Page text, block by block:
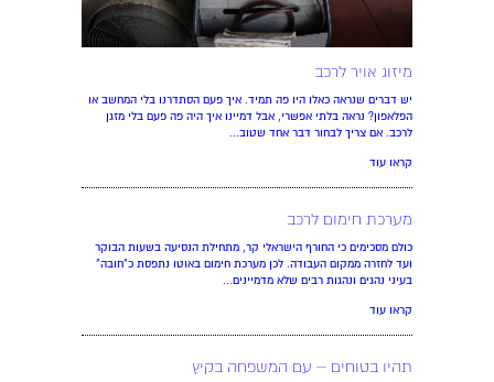
מיזוג אויר לרכב
יש דברים שנראה כאלו היו פה תמיד. איך פעם הסתדרנו בלי המחשב או
הפלאפון? נראה בלתי אפשרי, אבל דמיינו איך היה פה פעם בלי מזגן
לרכב. אם צריך לבחור דבר אחד שטוב...
קראו עוד
מערכת חימום לרכב
כולם מסכימים כי החורף הישראלי קר, מתחילת הנסיעה בשעות הבוקר
ועד לחזרה ממקום העבודה. לכן מערכת חימום באוטו נתפסת כ"חובה"
בעיני נהגים ונהגות רבים שלא מדמיינים...
קראו עוד
תהיו בטוחים – עם המשפחה בקיץ